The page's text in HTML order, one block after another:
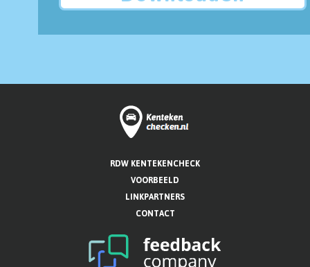
RDW KENTEKENCHECK
VOORBEELD
LINKPARTNERS
CONTACT